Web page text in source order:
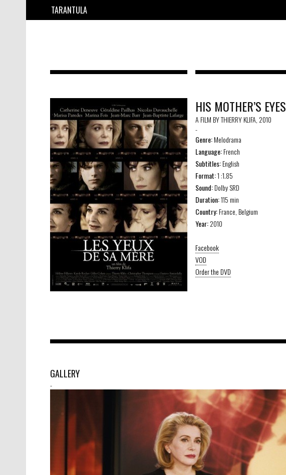
TARANTULA
HIS MOTHER’S EYES
A FILM BY THIERRY KLIFA, 2010
-
Genre:Melodrama
Language:French
Subtitles:English
Format:1 :1.85
Sound:Dolby SRD
Duration:115 min
Country:France, Belgium
Year:2010
Facebook
VOD
Order the DVD
GALLERY
-